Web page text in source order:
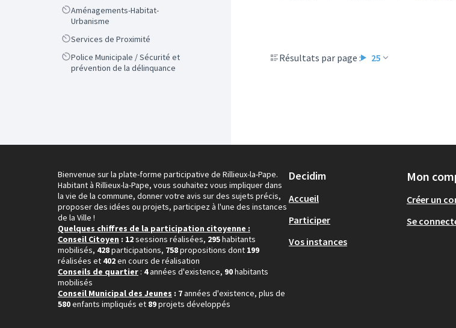
Scope
Aménagements-Habitat-
Urbanisme
ScopeServices de Proximité
Scope
Police Municipale / Sécurité et
prévention de la délinquance
Résultats par page : 25
Bienvenue sur la plate-forme participative de Rillieux-la-Pape.
Habitant à Rillieux-la-Pape, vous souhaitez vous impliquer dans
la vie de la commune, donner votre avis sur des sujets précis,
proposer des idées ou projets, participez à l'une des instances
de la Ville !
Quelques chiffres de la participation citoyenne :
Conseil Citoyen : 12sessions réalisées, 295habitants
mobilisés, 428participations, 758propositions dont 199
réalisées et 402en cours de réalisation
Conseils de quartier : 4années d'existence, 90habitants
mobilisés
Conseil Municipal des Jeunes : 7années d'existence, plus de
580enfants impliqués et 89projets développés
Decidim
Accueil
Participer
Vos instances
Mon
Créer un
Se